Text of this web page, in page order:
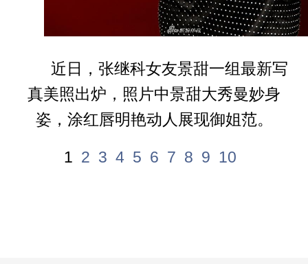
近日，张继科女友景甜一组最新写
真美照出炉，照片中景甜大秀曼妙身
姿，涂红唇明艳动人展现御姐范。
1 2 3 4 5 6 7 8 9 10